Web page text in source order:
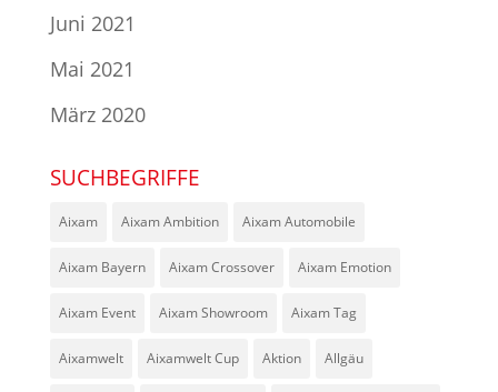
Juni 2021
Mai 2021
März 2020
SUCHBEGRIFFE
Aixam Aixam Ambition Aixam Automobile
Aixam Bayern Aixam Crossover Aixam Emotion
Aixam Event Aixam Showroom Aixam Tag
Aixamwelt Aixamwelt Cup Aktion Allgäu